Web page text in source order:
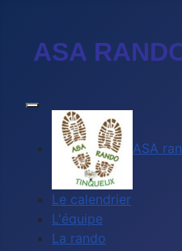
ASA
ASA
Le calendrier
L'équipe
La rando